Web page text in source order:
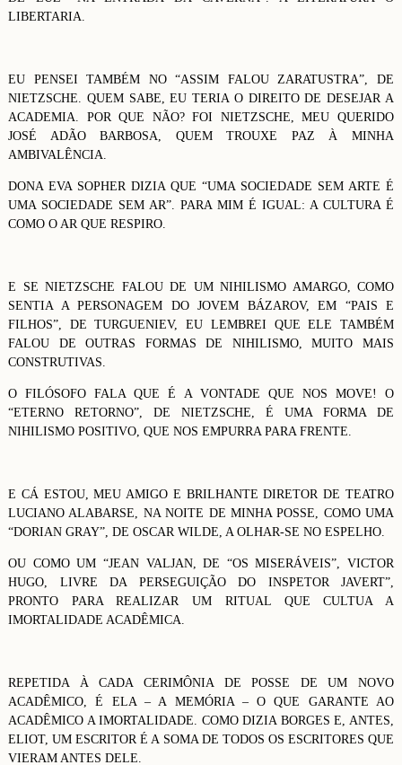
LIBERTARIA.
EU PENSEI TAMBÉM NO “ASSIM FALOU ZARATUSTRA”, DE
NIETZSCHE. QUEM SABE, EU TERIA O DIREITO DE DESEJAR A
ACADEMIA. POR QUE NÃO? FOI NIETZSCHE, MEU QUERIDO
JOSÉ ADÃO BARBOSA, QUEM TROUXE PAZ À MINHA
AMBIVALÊNCIA.
DONA EVA SOPHER DIZIA QUE “UMA SOCIEDADE SEM ARTE É
UMA SOCIEDADE SEM AR”. PARA MIM É IGUAL: A CULTURA É
COMO O AR QUE RESPIRO.
E SE NIETZSCHE FALOU DE UM NIHILISMO AMARGO, COMO
SENTIA A PERSONAGEM DO JOVEM BÁZAROV, EM “PAIS E
FILHOS”, DE TURGUENIEV, EU LEMBREI QUE ELE TAMBÉM
FALOU DE OUTRAS FORMAS DE NIHILISMO, MUITO MAIS
CONSTRUTIVAS.
O FILÓSOFO FALA QUE É A VONTADE QUE NOS MOVE! O
“ETERNO RETORNO”, DE NIETZSCHE, É UMA FORMA DE
NIHILISMO POSITIVO, QUE NOS EMPURRA PARA FRENTE.
E CÁ ESTOU, MEU AMIGO E BRILHANTE DIRETOR DE TEATRO
LUCIANO ALABARSE, NA NOITE DE MINHA POSSE, COMO UMA
“DORIAN GRAY”, DE OSCAR WILDE, A OLHAR-SE NO ESPELHO.
OU COMO UM “JEAN VALJAN, DE “OS MISERÁVEIS”, VICTOR
HUGO, LIVRE DA PERSEGUIÇÃO DO INSPETOR JAVERT”,
PRONTO PARA REALIZAR UM RITUAL QUE CULTUA A
IMORTALIDADE ACADÊMICA.
REPETIDA À CADA CERIMÔNIA DE POSSE DE UM NOVO
ACADÊMICO, É ELA – A MEMÓRIA – O QUE GARANTE AO
ACADÊMICO A IMORTALIDADE. COMO DIZIA BORGES E, ANTES,
ELIOT, UM ESCRITOR É A SOMA DE TODOS OS ESCRITORES QUE
VIERAM ANTES DELE.